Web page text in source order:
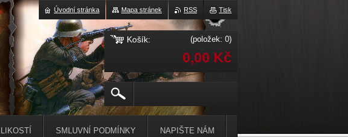
SMLUVNÍ PODMÍNKY NAPIŠTE NÁM
Tisk
RSS
Mapa stránek
Úvodní stránka
Košík: (položek: 0)
0,00 Kč